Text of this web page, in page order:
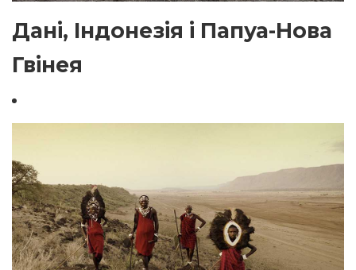
Дані, Індонезія і Папуа-Нова
Гвінея